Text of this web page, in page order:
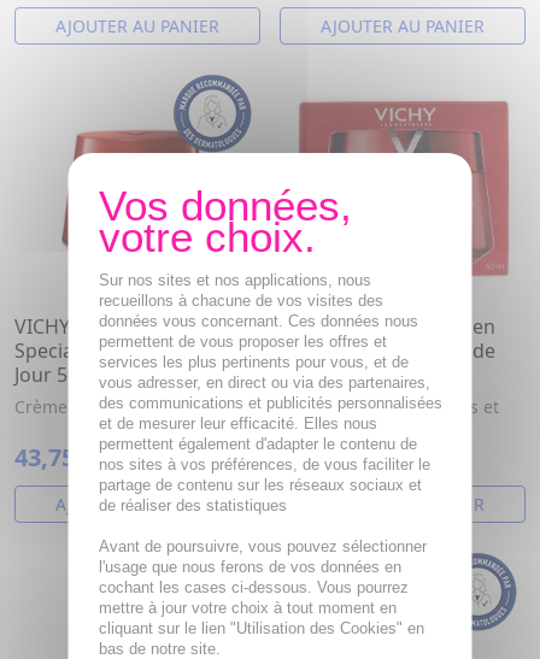
AJOUTER AU PANIER AJOUTER AU PANIER
VICHY Liftactiv Collagen
Specialist 16 - Crème de
Jour 50ml
Crème anti-rides/taches
43,75€
AJOUTER AU PANIER
VICHY Liftactiv Collagen
Specialist 16 - Crème de
jour Spf50 50ml
Crème de jour anti-rides et
anti-taches
47,93€
AJOUTER AU PANIER
Sur nos sites et nos applications, nous
recueillons à chacune de vos visites des
données vous concernant. Ces données nous
permettent de vous proposer les offres et
services les plus pertinents pour vous, et de
vous adresser, en direct ou via des partenaires,
des communications et publicités personnalisées
et de mesurer leur efficacité. Elles nous
permettent également d'adapter le contenu de
nos sites à vos préférences, de vous faciliter le
partage de contenu sur les réseaux sociaux et
de réaliser des statistiques
Avant de poursuivre, vous pouvez sélectionner
l'usage que nous ferons de vos données en
cochant les cases ci-dessous. Vous pourrez
mettre à jour votre choix à tout moment en
cliquant sur le lien "Utilisation des Cookies" en
bas de notre site.